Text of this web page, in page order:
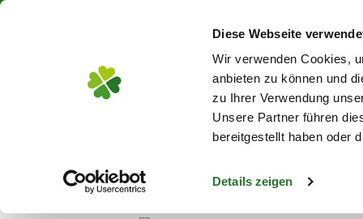
Diese Webseite
Wir verwenden Cookies,
anbieten zu können und
zu Ihrer Verwendung
Unsere Partner führen
bereitgestellt haben oder
Details zeigen
Blumen
Weihnachten Weihnachtsdeko